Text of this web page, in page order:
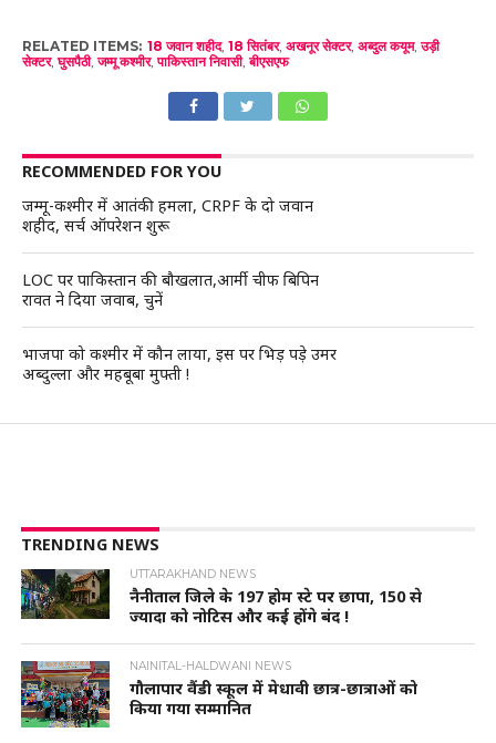
RELATED ITEMS: 18 जवान शहीद, 18 सितंबर, अखनूर सेक्टर, अब्दुल कयूम,उड़ी
सेक्टर,घुसपैठी,जम्मू कश्मीर,पाकिस्तान निवासी,बीएसएफ
RECOMMENDED FOR YOU
जम्मू-कश्मीर में आतंकी हमला, CRPF के दो जवान
शहीद, सर्च ऑपरेशन शुरू
LOC पर पाकिस्तान की बौखलात,आर्मी चीफ बिपिन
रावत ने दिया जवाब, चुनें
भाजपा को कश्मीर में कौन लाया, इस पर भिड़ पड़े उमर
अब्दुल्ला और महबूबा मुफ्ती !
TRENDING NEWS
UTTARAKHAND NEWS
नैनीताल जिले के 197 होम स्टे पर छापा, 150 से
ज्यादा को नोटिस और कई होंगे बंद !
NAINITAL-HALDWANI NEWS
गौलापार वैंडी स्कूल में मेधावी छात्र-छात्राओं को
किया गया सम्मानित